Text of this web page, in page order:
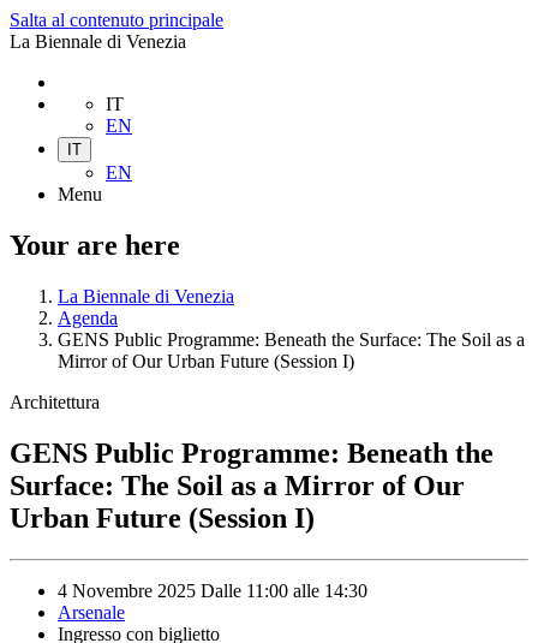
Salta al contenuto principale
La Biennale di Venezia
IT
EN
IT
EN
Menu
Your are here
La Biennale di Venezia
Agenda
GENS Public Programme: Beneath the Surface: The Soil as a
Mirror of Our Urban Future (Session I)
Architettura
GENS Public Programme: Beneath the
Surface: The Soil as a Mirror of Our
Urban Future (Session I)
4 Novembre 2025 Dalle 11:00 alle 14:30
Arsenale
Ingresso con biglietto